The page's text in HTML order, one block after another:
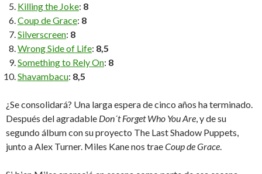
Killing the Joke: 8
Coup de Grace: 8
Silverscreen: 8
Wrong Side of Life: 8,5
Something to Rely On: 8
Shavambacu: 8,5
¿Se consolidará? Una larga espera de cinco años ha terminado.
Después del agradable Don´tForgetWho YouAre, y de su
segundo álbum con su proyecto The Last Shadow Puppets,
junto a Alex Turner. Miles Kane nos traeCoup de Grace.